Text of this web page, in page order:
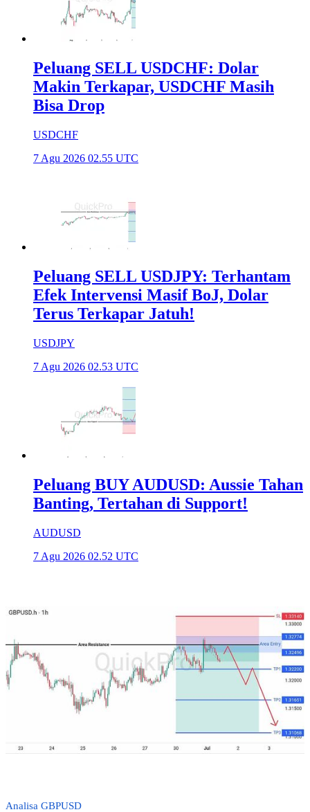
Peluang SELL USDCHF: Dolar
Makin Terkapar, USDCHF Masih
Bisa Drop
USDCHF
7 Agu 2026 02.55 UTC
Peluang SELL USDJPY: Terhantam
Efek Intervensi Masif BoJ, Dolar
Terus Terkapar Jatuh!
USDJPY
7 Agu 2026 02.53 UTC
Peluang BUY AUDUSD: Aussie Tahan
Banting, Tertahan di Support!
AUDUSD
7 Agu 2026 02.52 UTC
Analisa GBPUSD